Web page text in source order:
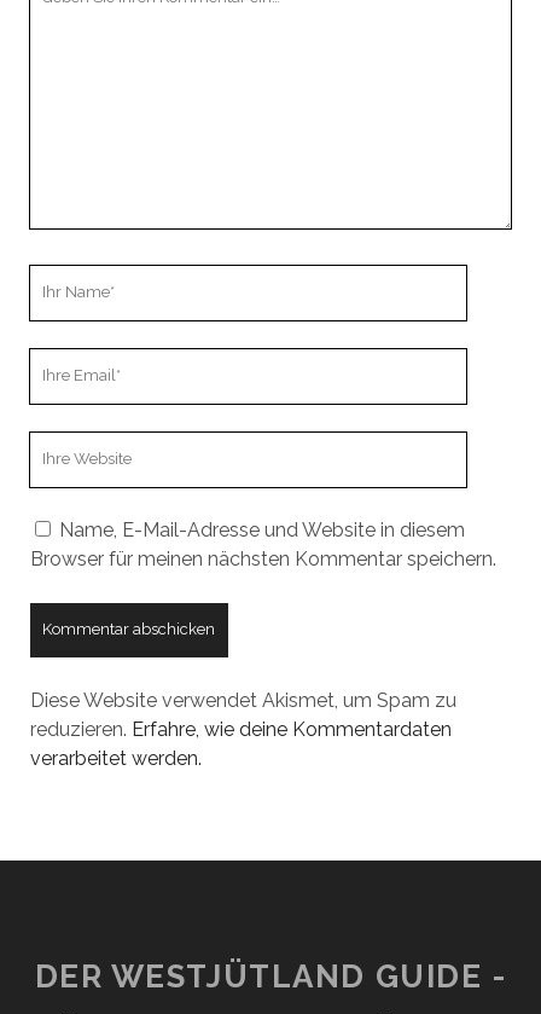
Name, E-Mail-Adresse und Website in diesem
Browser für meinen nächsten Kommentar speichern.
Diese Website verwendet Akismet, um Spam zu
reduzieren. Erfahre, wie deine Kommentardaten
verarbeitet werden.
DER WESTJÜTLAND GUIDE -